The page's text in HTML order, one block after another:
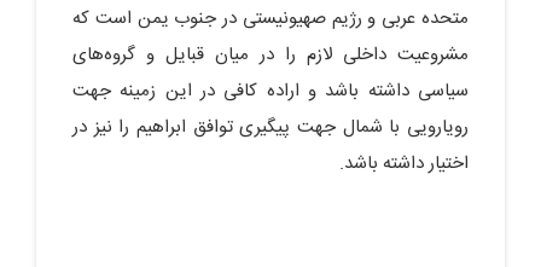
متحده عربی و رژیم صهیونیستی در جنوب یمن است که
مشروعیت داخلی لازم را در میان قبایل و گروه‌های
سیاسی داشته باشد و اراده کافی در این زمینه جهت
رویارویی با شمال جهت پیگیری توافق ابراهیم را نیز در
اختیار داشته باشد.